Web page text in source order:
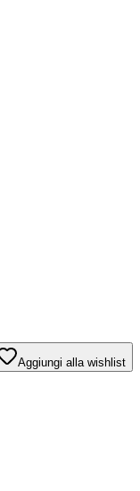
Aggiungi alla wishlist